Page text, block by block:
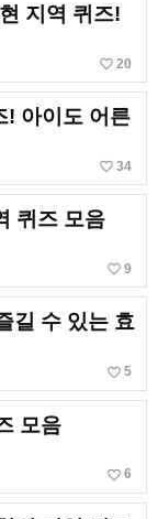
지역 퀴즈!
favorite_border 20
! 아이도 어른
favorite_border 34
퀴즈 모음
favorite_border 9
길 수 있는 효
favorite_border 5
모음
favorite_border 6